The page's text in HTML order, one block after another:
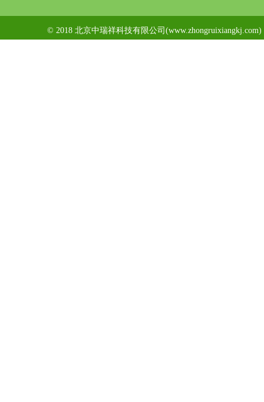
© 2018 北京中瑞祥科技有限公司